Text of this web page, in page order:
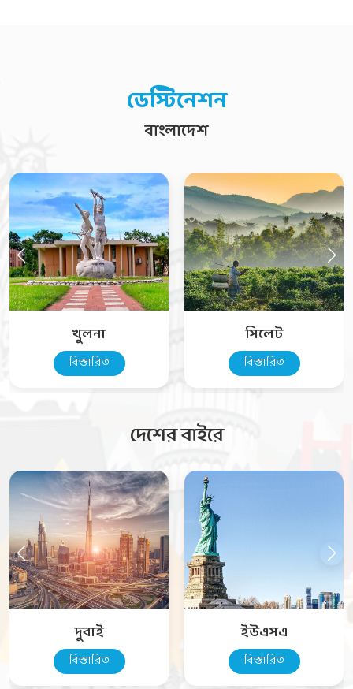
ডেস্টিনেশন
বাংলাদেশ
খুলনা
বিস্তারিত
সিলেট
বিস্তারিত
দেশের বাইরে
দুবাই
বিস্তারিত
ইউএসএ
বিস্তারিত